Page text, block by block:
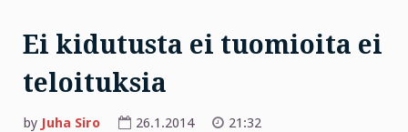
Ei kidutusta ei tuomioita ei
teloituksia
by Juha Siro 26.1.2014
21:32